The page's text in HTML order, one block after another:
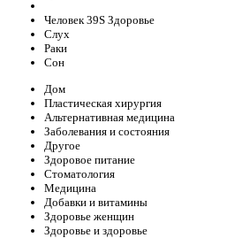
Человек 39S Здоровье
Слух
Раки
Сон
Дом
Пластическая хирургия
Альтернативная медицина
Заболевания и состояния
Другое
Здоровое питание
Стоматология
Медицина
Добавки и витамины
Здоровье женщин
Здоровье и здоровье